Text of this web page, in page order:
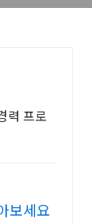
력 프로
보세요